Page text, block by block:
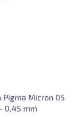
Pigma Micron 05
- 0,45 mm